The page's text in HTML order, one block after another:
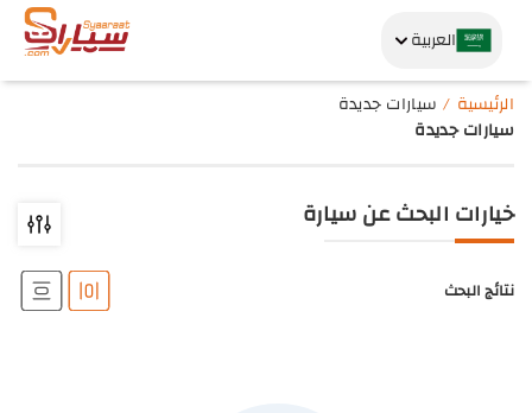
العربية
الرئيسية
سيارات جديدة
سيارات جديدة
خيارات البحث عن سيارة
نتائج البحث